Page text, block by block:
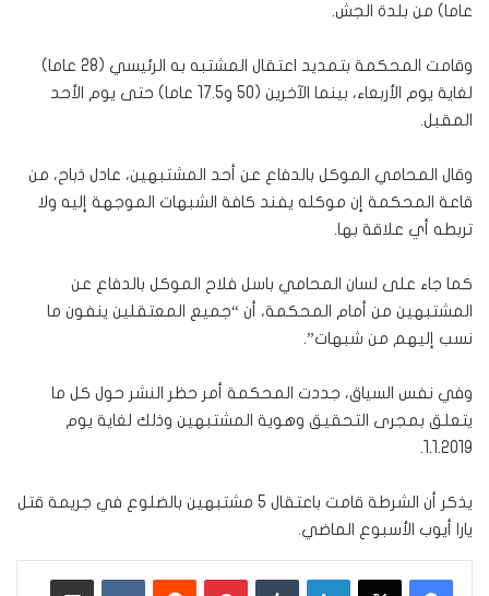
عاما) من بلدة الجش.
وقامت المحكمة بتمديد اعتقال المشتبه به الرئيسي (28 عاما)
لغاية يوم الأربعاء، بينما الآخرين (50 و17.5 عاما) حتى يوم الأحد
المقبل.
وقال المحامي الموكل بالدفاع عن أحد المشتبهين، عادل ذباح، من
قاعة المحكمة إن موكله يفند كافة الشبهات الموجهة إليه ولا
تربطه أي علاقة بها.
كما جاء على لسان المحامي باسل فلاح الموكل بالدفاع عن
المشتبهين من أمام المحكمة، أن “جميع المعتقلين ينفون ما
نسب إليهم من شبهات”.
وفي نفس السياق، جددت المحكمة أمر حظر النشر حول كل ما
يتعلق بمجرى التحقيق وهوية المشتبهين وذلك لغاية يوم
1.1.2019.
يذكر أن الشرطة قامت باعتقال 5 مشتبهين بالضلوع في جريمة قتل
يارا أيوب الأسبوع الماضي.
لينكدإن بينتيريست ‏VKontakte